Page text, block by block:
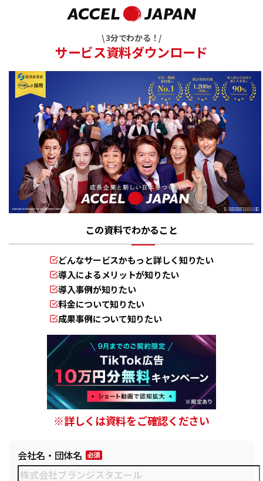
\ 3分でわかる！/
サービス資料ダウンロード
この資料でわかること
どんなサービスかもっと詳しく知りたい
導入によるメリットが知りたい
導入事例が知りたい
料金について知りたい
成果事例について知りたい
※詳しくは資料をご確認ください
会社名・団体名